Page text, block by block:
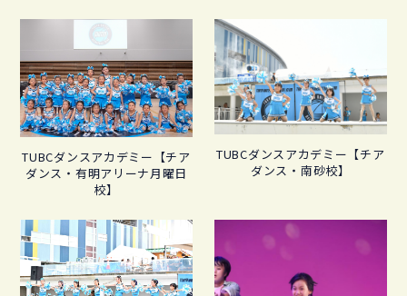
TUBCダンスアカデミー【チア
ダンス・有明アリーナ月曜日
校】
TUBCダンスアカデミー【チア
ダンス・南砂校】